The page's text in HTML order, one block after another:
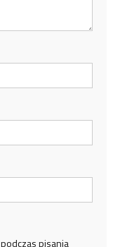
pisania